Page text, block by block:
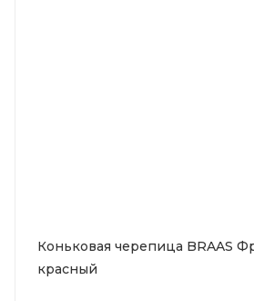
Коньковая черепица BRAAS
красный